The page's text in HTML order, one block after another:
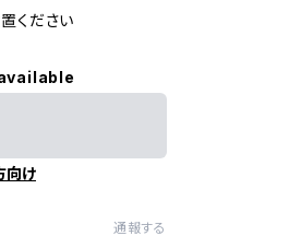
ください
向け
通報する